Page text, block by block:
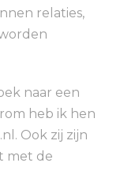
relaties,
naar een
heb ik hen
Ook zij zijn
met de